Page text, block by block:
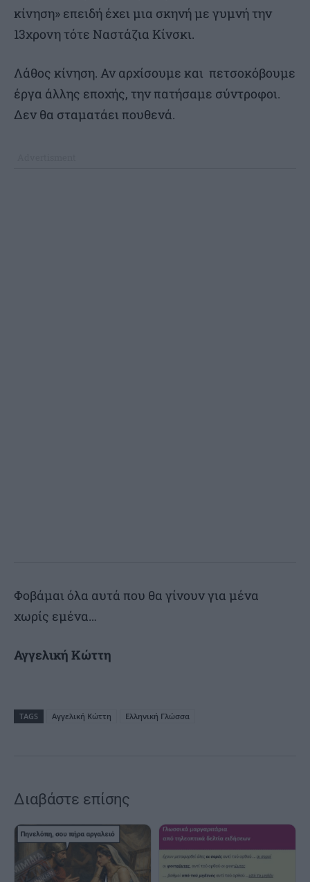
κίνηση» επειδή έχει μια σκηνή με γυμνή την
13χρονη τότε Ναστάζια Κίνσκι.
Λάθος κίνηση. Αν αρχίσουμε και πετσοκόβουμε
έργα άλλης εποχής, την πατήσαμε σύντροφοι.
Δεν θα σταματάει πουθενά.
Φοβάμαι όλα αυτά που θα γίνουν για μένα
χωρίς εμένα…
Αγγελική Κώττη
TAGS Αγγελική Κώττη Ελληνική Γλώσσα
Διαβάστε επίσης